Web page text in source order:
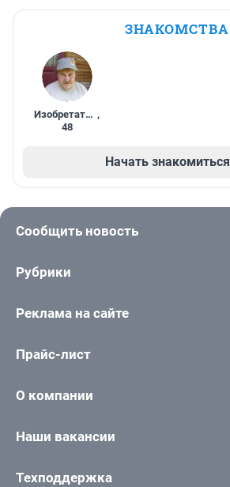
ЗНАКОМСТВА
Изобретатель ,
48
Начать знакомиться
Сообщить новость
Рубрики
Реклама на сайте
Прайс-лист
О компании
Наши вакансии
Техподдержка